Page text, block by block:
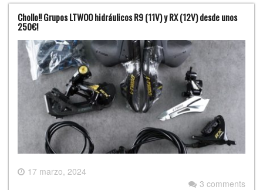
Chollo!! Grupos LTWOO hidráulicos R9 (11V) y RX (12V) desde unos
250€!
17 marzo, 2024
3 comments